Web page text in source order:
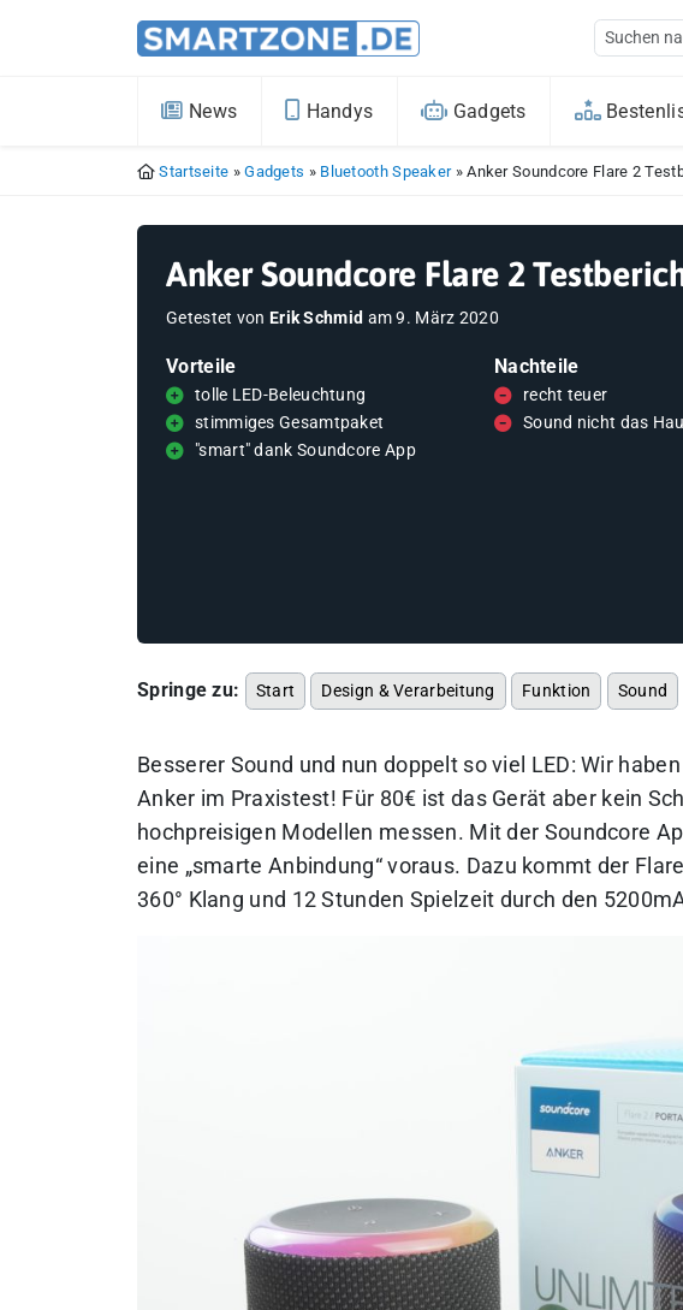
News Handys Gadgets
Startseite »Gadgets » Bluetooth Speaker»Anker Soundcore Flare 2
Anker Soundcore Flare 2
Getestet von Erik Schmid am9. März 2020
Vorteile
tolle LED-Beleuchtung
stimmiges Gesamtpaket
"smart" dank Soundcore App
Nachteile
recht teuer
Sound nicht das
Springe zu: Start Design & Verarbeitung Funktion Sound
Besserer Sound und nun doppelt so viel LED: Wir
Anker im Praxistest! Für 80€ ist das Gerät aber kein
hochpreisigen Modellen messen. Mit der Soundcore
eine „smarte Anbindung“ voraus. Dazu kommt der
360° Klang und 12 Stunden Spielzeit durch den